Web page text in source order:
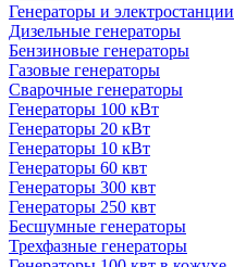
Генераторы и электростанции
Дизельные генераторы
Бензиновые генераторы
Газовые генераторы
Сварочные генераторы
Генераторы 100 кВт
Генераторы 20 кВт
Генераторы 10 кВт
Генераторы 60 квт
Генераторы 300 квт
Генераторы 250 квт
Бесшумные генераторы
Трехфазные генераторы